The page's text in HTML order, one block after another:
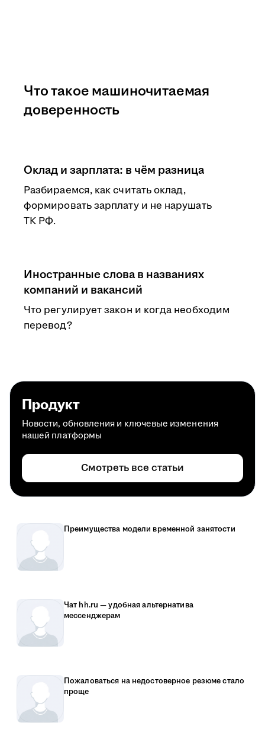
Оклад и зарплата: в чём разница
Разбираемся, как считать оклад,
формировать зарплату и не нарушать
ТК РФ.
Иностранные слова в названиях
компаний и вакансий
Что регулирует закон и когда необходим
перевод?
Что такое машиночитаемая
доверенность
Продукт
Новости, обновления и ключевые изменения
нашей платформы
Смотреть все статьи
Преимущества модели временной занятости
Чат hh.ru — удобная альтернатива
мессенджерам
Пожаловаться на недостоверное резюме стало
проще